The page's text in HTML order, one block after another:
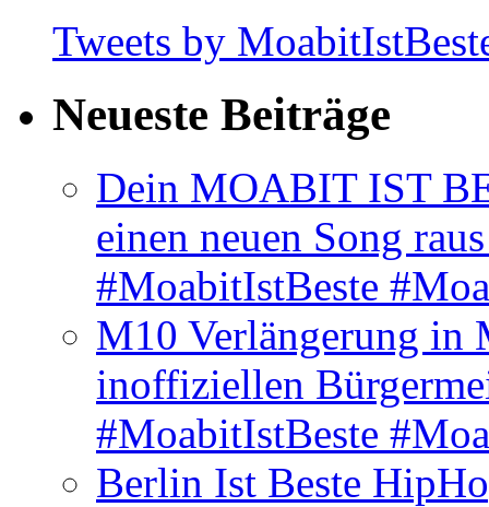
Tweets by
Neueste Beiträge
Dein MOABIT IST
einen neuen Song
#MoabitIstBeste
M10 Verlängerung in
inoffiziellen
#MoabitIstBeste
Berlin Ist Beste